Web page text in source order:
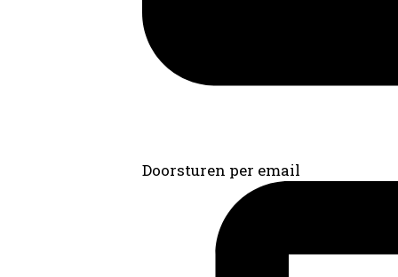
Doorsturen per email